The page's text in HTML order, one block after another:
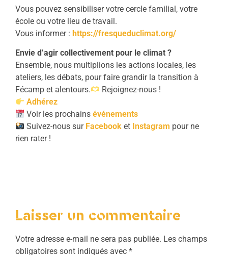
Vous pouvez sensibiliser votre cercle familial, votre
école ou votre lieu de travail.
Vous informer : https://fresqueduclimat.org/
Envie d’agir collectivement pour le climat ?
Ensemble, nous multiplions les actions locales, les
ateliers, les débats, pour faire grandir la transition à
Fécamp et alentours.
Rejoignez-nous !
Adhérez
Voir les prochainsévénements
Suivez-nous sur Facebooket Instagram pour ne
rien rater !
Laisser un commentaire
Votre adresse e-mail ne sera pas publiée. Les champs
obligatoires sont indiqués avec *